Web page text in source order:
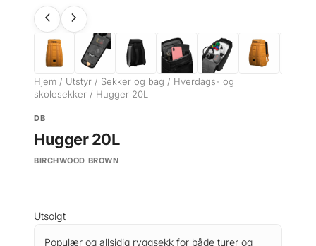
Hjem / Utstyr / Sekker og bag / Hverdags- og
skolesekker / Hugger 20L
DB
Hugger 20L
BIRCHWOOD BROWN
Utsolgt
Populær og allsidig ryggsekk for både turer og